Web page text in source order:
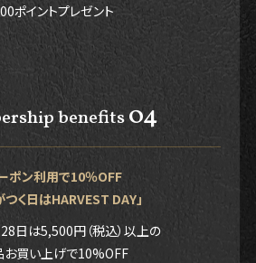
ポイントプレゼント
benefits04
ポン利用で10％OFF
つく日はHARVEST DAY」
日は5,500円（税込）以上の
お買い上げで10%OFF